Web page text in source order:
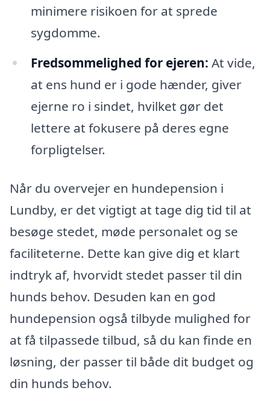
minimere risikoen for at sprede
sygdomme.
Fredsommelighed for ejeren: At vide,
at ens hund er i gode hænder, giver
ejerne ro i sindet, hvilket gør det
lettere at fokusere på deres egne
forpligtelser.
Når du overvejer en hundepension i
Lundby, er det vigtigt at tage dig tid til at
besøge stedet, møde personalet og se
faciliteterne. Dette kan give dig et klart
indtryk af, hvorvidt stedet passer til din
hunds behov. Desuden kan en god
hundepension også tilbyde mulighed for
at få tilpassede tilbud, så du kan finde en
løsning, der passer til både dit budget og
din hunds behov.